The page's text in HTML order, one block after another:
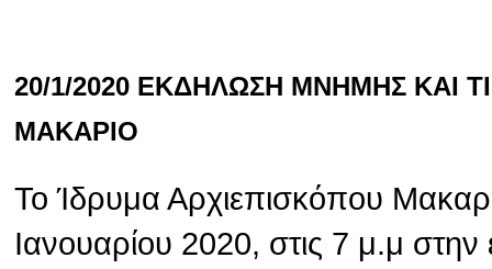
20/1/2020 ΕΚΔΗΛΩΣΗ ΜΝΗΜΗΣ ΚΑΙ
ΜΑΚΑΡΙΟ
Το Ίδρυμα Αρχιεπισκόπου
Ιανουαρίου 2020, στις 7 μ.μ